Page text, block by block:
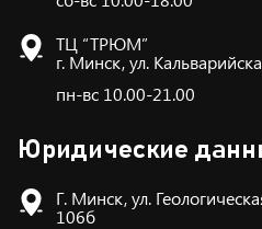
ТЦ “ТРЮМ”
г. Минск, ул.
пн-вс 10.00-21.00
Юридические
Г. Минск, ул.
106б